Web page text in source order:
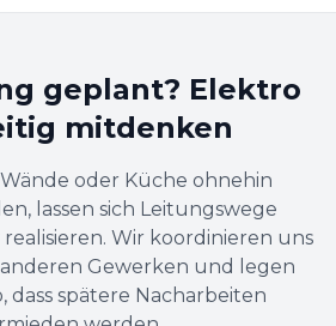
geplant? Elektro
mitdenken
oder Küche ohnehin
lassen sich Leitungswege
Wir koordinieren uns
Gewerken und legen
dass spätere Nacharbeiten